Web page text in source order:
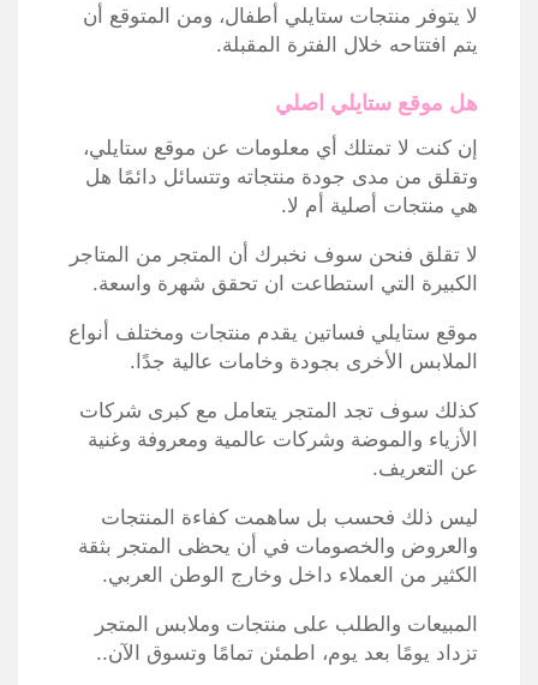
لا يتوفر منتجات ستايلي أطفال، ومن المتوقع أن
يتم افتتاحه خلال الفترة المقبلة.
هل موقع ستايلي اصلي
إن كنت لا تمتلك أي معلومات عن موقع ستايلي،
وتقلق من مدى جودة منتجاته وتتسائل دائمًا هل
هي منتجات أصلية أم لا.
لا تقلق فنحن سوف نخبرك أن المتجر من المتاجر
الكبيرة التي استطاعت ان تحقق شهرة واسعة.
موقع ستايلي فساتين يقدم منتجات ومختلف أنواع
الملابس الأخرى بجودة وخامات عالية جدًا.
كذلك سوف تجد المتجر يتعامل مع كبرى شركات
الأزياء والموضة وشركات عالمية ومعروفة وغنية
عن التعريف.
ليس ذلك فحسب بل ساهمت كفاءة المنتجات
والعروض والخصومات في أن يحظى المتجر بثقة
الكثير من العملاء داخل وخارج الوطن العربي.
المبيعات والطلب على منتجات وملابس المتجر
تزداد يومًا بعد يوم، اطمئن تمامًا وتسوق الآن..